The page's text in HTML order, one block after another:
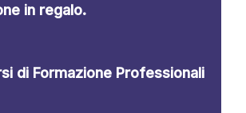
in regalo.
di Formazione Professionali